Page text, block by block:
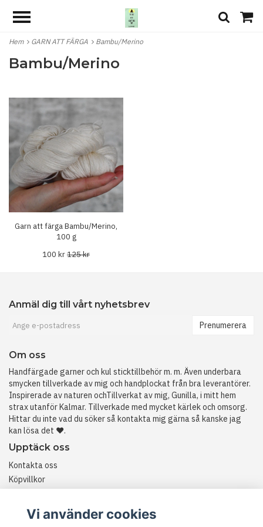
Hem GARN ATT FÄRGA Bambu/Merino
Bambu/Merino
Garn att färga Bambu/Merino,
100 g
100 kr125 kr
Anmäl dig till vårt nyhetsbrev
Prenumerera
Om oss
Handfärgade garner och kul sticktillbehör m. m. Även underbara
smycken tillverkade av mig och handplockat från bra leverantörer.
Inspirerade av naturen ochTillverkat av mig, Gunilla, i mitt hem
strax utanför Kalmar. Tillverkade med mycket kärlek och omsorg.
Hittar du inte vad du söker så kontakta mig gärna så kanske jag
kan lösa det ❤️.
Upptäck oss
Kontakta oss
Köpvillkor
RETURERVi använder cookies